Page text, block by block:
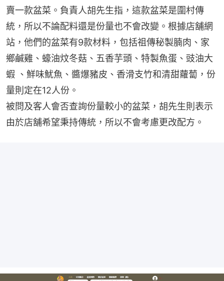
賣一款盆菜。負責人胡先生指，這款盆菜是圍村傳
統，所以不論配料還是份量也不會改變。根據店舖網
站，他們的盆菜有9款材料，包括祖傳秘製腩肉、家
鄉鹹雞、蠔油炆冬菇、五香芋頭、特製魚蛋、豉油大
蝦 、鮮味魷魚、醬爆豬皮、香滑支竹和清甜蘿蔔，份
量則定在12人份。
被問及客人會否查詢份量較小的盆菜，胡先生則表示
由於店舖希望秉持傳統，所以不會考慮更改配方。